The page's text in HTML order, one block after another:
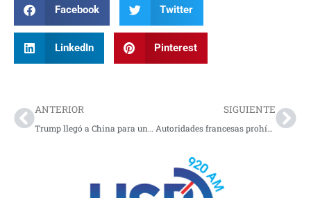
Facebook Twitter
LinkedIn Pinterest
ANTERIOR
Trump llegó a China para un cumbre histórica con Elon Musk y Tim Cook: Primeras imágenes
SIGUIENTE
Autoridades francesas prohíben el desembarco del crucero Ambition en Burdeos